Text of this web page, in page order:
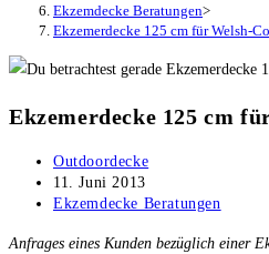
Ekzemdecke Beratungen>
Ekzemerdecke 125 cm für Welsh-
Ekzemerdecke 125 cm
Beitrags-
Autor:
Outdoordecke
Beitrag
veröffentlicht:
11. Juni 2013
Beitrags-
Ekzemdecke Beratungen
Anfrages eines Kunden bezüglich einer